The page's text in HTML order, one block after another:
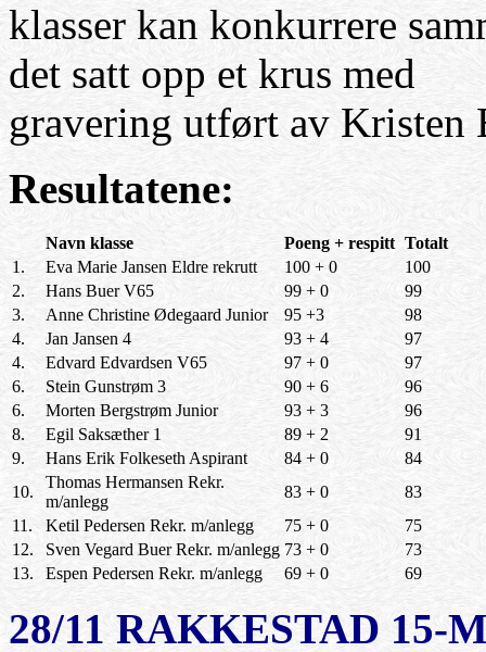
klasser kan konkurrere
det satt opp et krus med
gravering utført av Kristen
Resultatene:
Navn klasse Poeng + respitt Totalt
1.
Eva Marie Jansen Eldre rekrutt 100 + 0
100
2.
Hans Buer V65 99 + 0
99
3.
Anne Christine Ødegaard Junior 95 +3
98
4.
Jan Jansen 4 93 + 4
97
4.
Edvard Edvardsen V65 97 + 0
97
6.
Stein Gunstrøm 3 90 + 6
96
6.
Morten Bergstrøm Junior 93 + 3
96
8.
Egil Saksæther 1 89 + 2
91
9.
Hans Erik Folkeseth Aspirant 84 + 0
84
10.
Thomas Hermansen Rekr.
m/anlegg
83 + 0
83
11.
Ketil Pedersen Rekr. m/anlegg 75 + 0
75
12.
Sven Vegard Buer Rekr. m/anlegg 73 + 0
73
13.
Espen Pedersen Rekr. m/anlegg 69 + 0 69
28/11 RAKKESTAD 15-